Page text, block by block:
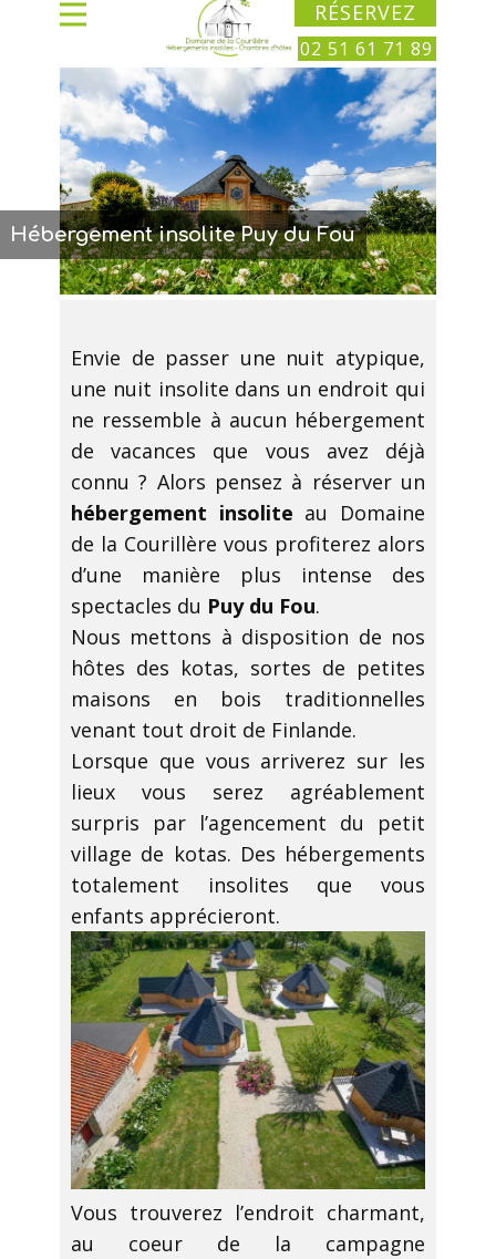
02 51 61 71 89
RÉSERVEZ
Hébergement insolite Puy du Fou
Envie de passer une nuit atypique,
une nuit insolite dans un endroit qui
ne ressemble à aucun hébergement
de vacances que vous avez déjà
connu ? Alors pensez à réserver un
hébergement insolite au Domaine
de la Courillère vous profiterez alors
d’une manière plus intense des
spectacles du Puy du Fou.
Nous mettons à disposition de nos
hôtes des kotas, sortes de petites
maisons en bois traditionnelles
venant tout droit de Finlande.
Lorsque que vous arriverez sur les
lieux vous serez agréablement
surpris par l’agencement du petit
village de kotas. Des hébergements
totalement insolites que vous
enfants apprécieront.
Vous trouverez l’endroit charmant,
au coeur de la campagne